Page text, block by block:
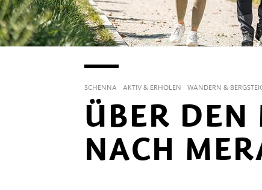
SCHENNA AKTIV & ERHOLEN WANDERN &
ÜBER DEN
NACH